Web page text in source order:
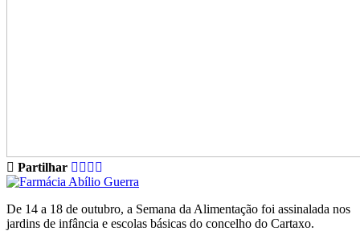
Partilhar
De 14 a 18 de outubro, a Semana da Alimentação foi assinalada nos
jardins de infância e escolas básicas do concelho do Cartaxo.